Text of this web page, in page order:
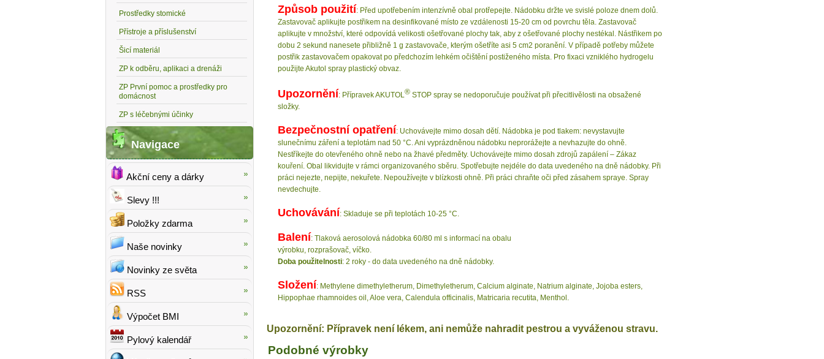
Způsob použití: Před upotřebením intenzívně obal protřepejte. Nádobku držte ve svislé poloze dnem dolů.
Zastavovač aplikujte postřikem na desinfikované místo ze vzdálenosti 15-20 cm od povrchu těla. Zastavovač
aplikujte v množství, které odpovídá velikosti ošetřované plochy tak, aby z ošetřované plochy nestékal. Nástřikem po
dobu 2 sekund nanesete přibližně 1 g zastavovače, kterým ošetříte asi 5 cm2 poranění. V případě potřeby můžete
postřik zastavovačem opakovat po předchozím lehkém očištění postiženého místa. Pro fixaci vzniklého hydrogelu
použijte Akutol spray plastický obvaz.
Upozornění: Přípravek AKUTOL® STOP spray se nedoporučuje používat při přecitlivělosti na obsažené
složky.
Bezpečnostní opatření: Uchovávejte mimo dosah dětí. Nádobka je pod tlakem: nevystavujte
slunečnímu záření a teplotám nad 50 °C. Ani vyprázdněnou nádobku neprorážejte a nevhazujte do ohně.
Nestříkejte do otevřeného ohně nebo na žhavé předměty. Uchovávejte mimo dosah zdrojů zapálení – Zákaz
kouření. Obal likvidujte v rámci organizovaného sběru. Spotřebujte nejdéle do data uvedeného na dně nádobky. Při
práci nejezte, nepijte, nekuřete. Nepoužívejte v blízkosti ohně. Při práci chraňte oči před zásahem spraye. Spray
nevdechujte.
Uchovávání: Skladuje se při teplotách 10-25 °C.
Balení: Tlaková aerosolová nádobka 60/80 ml s informací na obalu
výrobku, rozprašovač, víčko.
Doba použitelnosti: 2 roky - do data uvedeného na dně nádobky.
Složení: Methylene dimethyletherum, Dimethyletherum, Calcium alginate, Natrium alginate, Jojoba esters,
Hippophae rhamnoides oil, Aloe vera, Calendula officinalis, Matricaria recutita, Menthol.
Upozornění: Přípravek není lékem, ani nemůže nahradit pestrou a vyváženou stravu.
Podobné výrobky
Prostředky stomické
Přístroje a příslušenství
Šicí materiál
ZP k odběru, aplikaci a drenáži
ZP První pomoc a prostředky pro
domácnost
ZP s léčebnými účinky
Navigace
Akční ceny a dárky
Slevy !!!
Položky zdarma
Naše novinky
Novinky ze světa
RSS
Výpočet BMI
Pylový kalendář